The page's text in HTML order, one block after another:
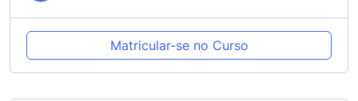
Matricular-se no Curso